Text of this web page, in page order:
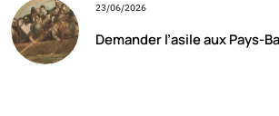
23/06/2026
Demander l’asile aux Pays-